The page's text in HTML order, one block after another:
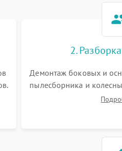
2.
Демонтаж боковых и
пылесборника и
корпуса робота.